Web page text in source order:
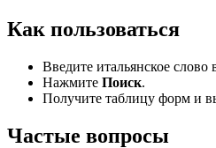
Как пользоваться
Введите итальянское слово
Нажмите Поиск.
Получите таблицу форм и
Частые вопросы